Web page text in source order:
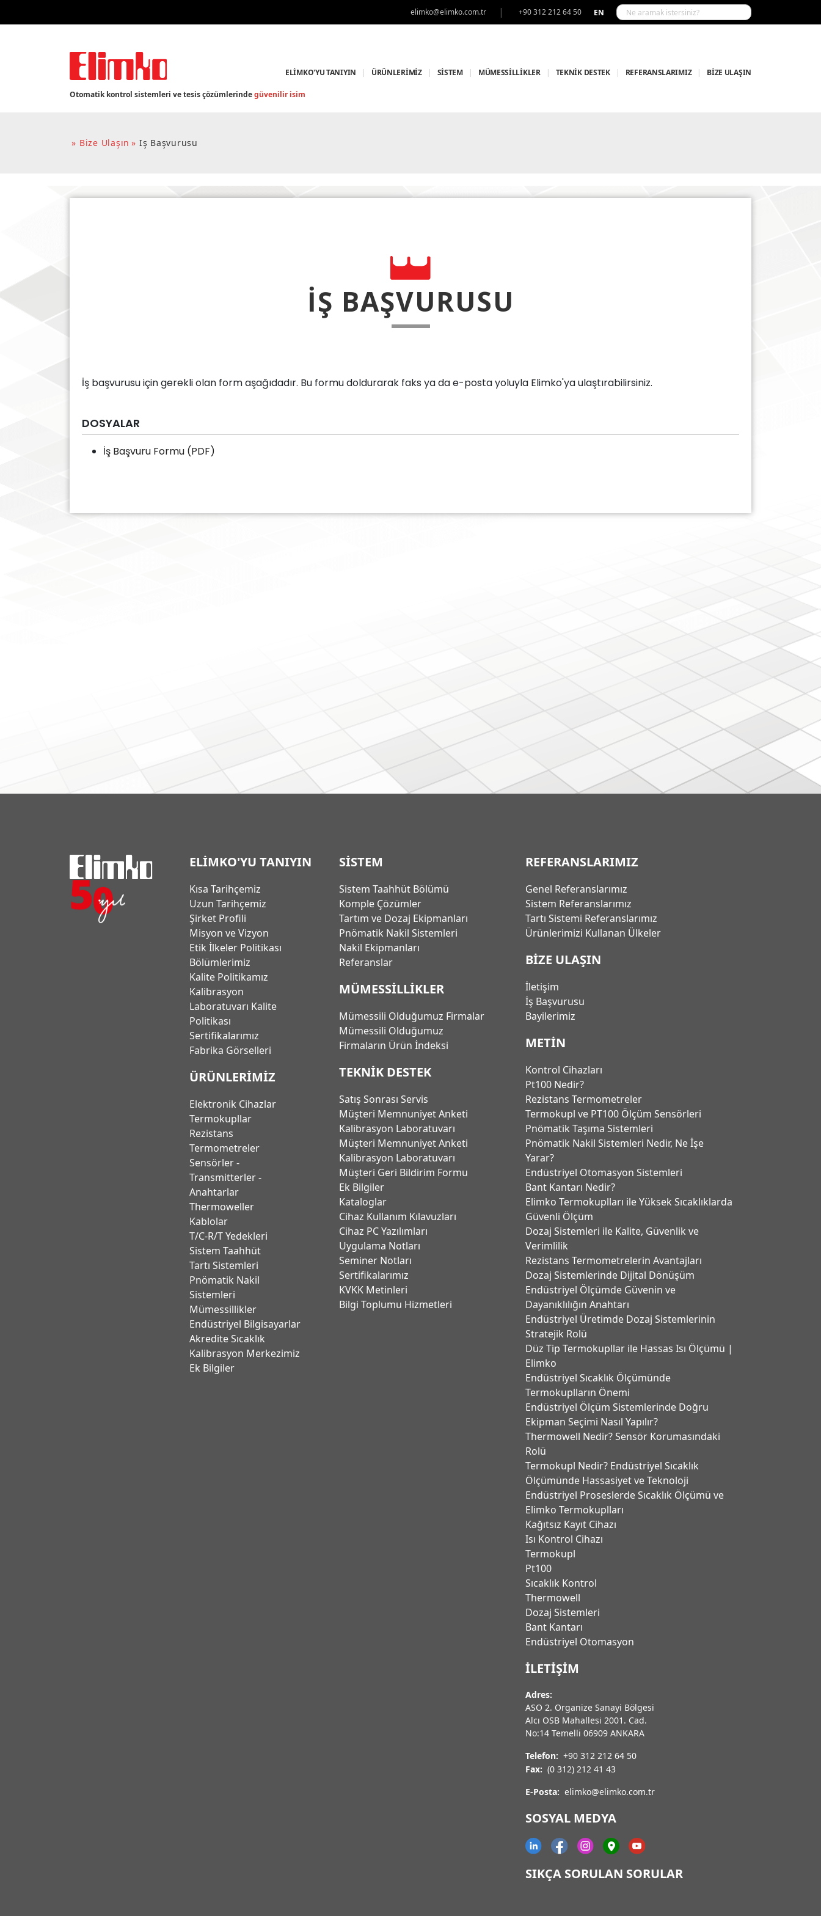
EN
elimko@elimko.com.tr | +90 312 212 64 50
ELİMKO'YU TANIYIN | ÜRÜNLERİMİZ | SİSTEM | MÜMESSİLLİKLER | TEKNİK DESTEK | REFERANSLARIMIZ | BİZE ULAŞIN
Otomatik kontrol sistemleri ve tesis çözümlerindegüvenilir isim
Bize Ulaşın Iş Başvurusu
İŞ BAŞVURUSU
İş başvurusu için gerekli olan form aşağıdadır. Bu formu doldurarak faks ya da e-posta yoluyla Elimko'ya ulaştırabilirsiniz.
DOSYALAR
İş Başvuru Formu (PDF)
ELİMKO'YU TANIYIN
Kısa Tarihçemiz
Uzun Tarihçemiz
Şirket Profili
Misyon ve Vizyon
Etik İlkeler Politikası
Bölümlerimiz
Kalite Politikamız
Kalibrasyon
Laboratuvarı Kalite
Politikası
Sertifikalarımız
Fabrika Görselleri
ÜRÜNLERİMİZ
Elektronik Cihazlar
Termokupllar
Rezistans
Termometreler
Sensörler -
Transmitterler -
Anahtarlar
Thermoweller
Kablolar
T/C-R/T Yedekleri
Sistem Taahhüt
Tartı Sistemleri
Pnömatik Nakil
Sistemleri
Mümessillikler
Endüstriyel Bilgisayarlar
Akredite Sıcaklık
Kalibrasyon Merkezimiz
Ek Bilgiler
SİSTEM
Sistem Taahhüt Bölümü
Komple Çözümler
Tartım ve Dozaj Ekipmanları
Pnömatik Nakil Sistemleri
Nakil Ekipmanları
Referanslar
MÜMESSİLLİKLER
Mümessili Olduğumuz Firmalar
Mümessili Olduğumuz
Firmaların Ürün İndeksi
TEKNİK DESTEK
Satış Sonrası Servis
Müşteri Memnuniyet Anketi
Kalibrasyon Laboratuvarı
Müşteri Memnuniyet Anketi
Kalibrasyon Laboratuvarı
Müşteri Geri Bildirim Formu
Ek Bilgiler
Kataloglar
Cihaz Kullanım Kılavuzları
Cihaz PC Yazılımları
Uygulama Notları
Seminer Notları
Sertifikalarımız
KVKK Metinleri
Bilgi Toplumu Hizmetleri
REFERANSLARIMIZ
Genel Referanslarımız
Sistem Referanslarımız
Tartı Sistemi Referanslarımız
Ürünlerimizi Kullanan Ülkeler
BİZE ULAŞIN
İletişim
İş Başvurusu
Bayilerimiz
METIN
Kontrol Cihazları
Pt100 Nedir?
Rezistans Termometreler
Termokupl ve PT100 Ölçüm Sensörleri
Pnömatik Taşıma Sistemleri
Pnömatik Nakil Sistemleri Nedir, Ne İşe
Yarar?
Endüstriyel Otomasyon Sistemleri
Bant Kantarı Nedir?
Elimko Termokuplları ile Yüksek Sıcaklıklarda
Güvenli Ölçüm
Dozaj Sistemleri ile Kalite, Güvenlik ve
Verimlilik
Rezistans Termometrelerin Avantajları
Dozaj Sistemlerinde Dijital Dönüşüm
Endüstriyel Ölçümde Güvenin ve
Dayanıklılığın Anahtarı
Endüstriyel Üretimde Dozaj Sistemlerinin
Stratejik Rolü
Düz Tip Termokupllar ile Hassas Isı Ölçümü |
Elimko
Endüstriyel Sıcaklık Ölçümünde
Termokuplların Önemi
Endüstriyel Ölçüm Sistemlerinde Doğru
Ekipman Seçimi Nasıl Yapılır?
Thermowell Nedir? Sensör Korumasındaki
Rolü
Termokupl Nedir? Endüstriyel Sıcaklık
Ölçümünde Hassasiyet ve Teknoloji
Endüstriyel Proseslerde Sıcaklık Ölçümü ve
Elimko Termokuplları
Kağıtsız Kayıt Cihazı
Isı Kontrol Cihazı
Termokupl
Pt100
Sıcaklık Kontrol
Thermowell
Dozaj Sistemleri
Bant Kantarı
Endüstriyel Otomasyon
İLETIŞIM
Adres:
ASO 2. Organize Sanayi Bölgesi
Alcı OSB Mahallesi 2001. Cad.
No:14 Temelli 06909 ANKARA
Telefon: +90 312 212 64 50
Fax: (0 312) 212 41 43
E-Posta: elimko@elimko.com.tr
SOSYAL MEDYA
SIKÇA SORULAN SORULAR